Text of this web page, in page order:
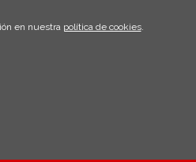
en nuestra política de cookies.